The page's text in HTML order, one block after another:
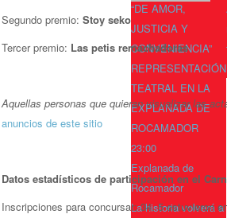
“DE AMOR,
JUSTICIA Y
CONVENIENCIA”
REPRESENTACIÓN
TEATRAL EN LA
EXPLANADA DE
ROCAMADOR
23:00
Explanada de
Rocamador
La historia volverá a
Segundo premio: Stoy seko
Tercer premio: Las petis remachadoras
Aquellas personas que quieran visualizar las
anuncios de este sitio
Datos estadísticos de participación en el
Inscripciones para concursar: 34. 5 estuvieron